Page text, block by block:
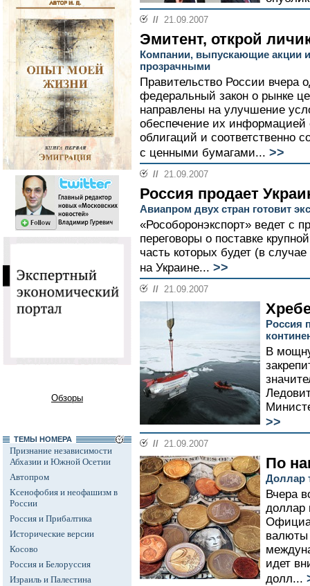
Обзоры
ТЕМЫ НОМЕРА
Признание независимости
Абхазии и Южной Осетии
Автопром
Ксенофобия и неофашизм в
России
Россия и Прибалтика
Исторические версии
Косово
Россия и Белоруссия
Израиль и Палестина
// 21.09.2007
Эмитент, открой
Компании, выпускающие акции и
прозрачными
Правительство России вчера
федеральный закон о рынке
направлены на улучшение
обеспечение их информацией
облигаций и соответственно
с ценными бумагами... >>
// 21.09.2007
Россия продает
Авиапром двух стран готовит
«Рособоронэкспорт» ведет с
переговоры о поставке
часть которых будет (в
на Украине... >>
// 21.09.2007
Россия
В
>>
// 21.09.2007
По
Доллар
Вчера
доллар
валюты
идет
долл...